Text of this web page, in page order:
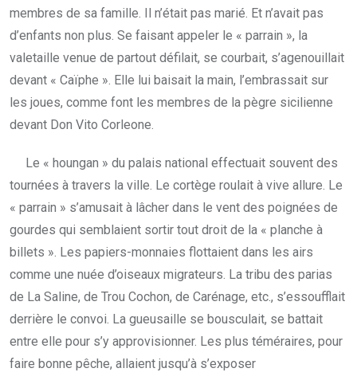
membres de sa famille. Il n’était pas marié. Et n’avait pas
d’enfants non plus. Se faisant appeler le « parrain », la
valetaille venue de partout défilait, se courbait, s’agenouillait
devant « Caïphe ». Elle lui baisait la main, l’embrassait sur
les joues, comme font les membres de la pègre sicilienne
devant Don Vito Corleone.
Le « houngan » du palais national effectuait souvent des
tournées à travers la ville. Le cortège roulait à vive allure. Le
« parrain » s’amusait à lâcher dans le vent des poignées de
gourdes qui semblaient sortir tout droit de la « planche à
billets ». Les papiers-monnaies flottaient dans les airs
comme une nuée d’oiseaux migrateurs. La tribu des parias
de La Saline, de Trou Cochon, de Carénage, etc., s’essoufflait
derrière le convoi. La gueusaille se bousculait, se battait
entre elle pour s’y approvisionner. Les plus téméraires, pour
faire bonne pêche, allaient jusqu’à s’exposer